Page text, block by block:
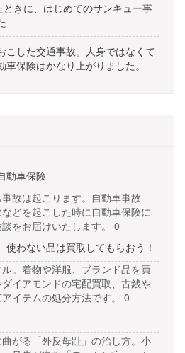
きに、はじめてのサンキュー事
こした交通事故。人身ではなくて
保険はかなり上がりました。
動車保険
故は起こります。自動車事故
どを起こした時に自動車保険に
をお届けいたします。 0
使わない品は買取してもらおう！
。着物や洋服、ブランド品を買
イアモンドの宅配買取、古銭や
イテムの処分方法です。 0
がる「外反母趾」の治し方。小